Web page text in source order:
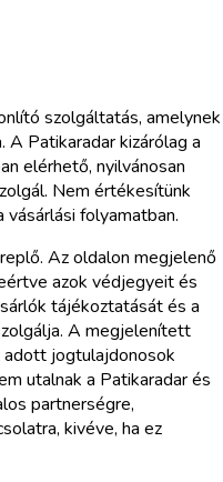
szolgáltatás, amelynek
Patikaradar kizárólag a
elérhető, nyilvánosan
Nem értékesítünk
folyamatban.
Az oldalon megjelenő
azok védjegyeit és
tájékoztatását és a
A megjelenített
adott jogtulajdonosok
utalnak a Patikaradar és
partnerségre,
kivéve, ha ez